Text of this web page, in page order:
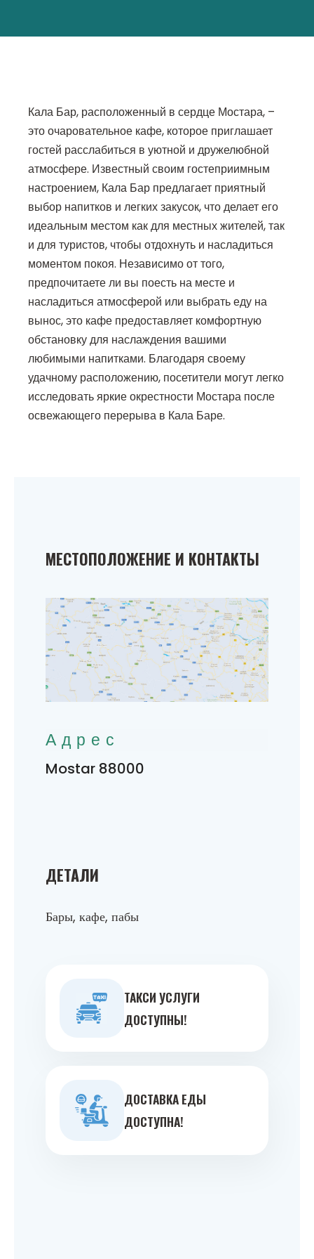
Кала Бар, расположенный в сердце Мостара, –
это очаровательное кафе, которое приглашает
гостей расслабиться в уютной и дружелюбной
атмосфере. Известный своим гостеприимным
настроением, Кала Бар предлагает приятный
выбор напитков и легких закусок, что делает его
идеальным местом как для местных жителей, так
и для туристов, чтобы отдохнуть и насладиться
моментом покоя. Независимо от того,
предпочитаете ли вы поесть на месте и
насладиться атмосферой или выбрать еду на
вынос, это кафе предоставляет комфортную
обстановку для наслаждения вашими
любимыми напитками. Благодаря своему
удачному расположению, посетители могут легко
исследовать яркие окрестности Мостара после
освежающего перерыва в Кала Баре.
ДЕТАЛИ
Бары, кафе, пабы
ТАКСИ УСЛУГИ
ДОСТУПНЫ!
ДОСТАВКА ЕДЫ
ДОСТУПНА!
МЕСТОПОЛОЖЕНИЕ И КОНТАКТЫ
Адрес
Mostar 88000